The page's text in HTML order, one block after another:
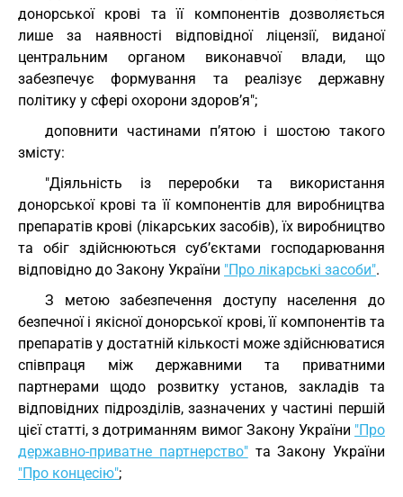
донорської крові та її компонентів дозволяється
лише за наявності відповідної ліцензії, виданої
центральним органом виконавчої влади, що
забезпечує формування та реалізує державну
політику у сфері охорони здоров’я";
доповнити частинами п’ятою і шостою такого
змісту:
"Діяльність із переробки та використання
донорської крові та її компонентів для виробництва
препаратів крові (лікарських засобів), їх виробництво
та обіг здійснюються суб’єктами господарювання
відповідно до Закону України "Про лікарські засоби".
З метою забезпечення доступу населення до
безпечної і якісної донорської крові, її компонентів та
препаратів у достатній кількості може здійснюватися
співпраця між державними та приватними
партнерами щодо розвитку установ, закладів та
відповідних підрозділів, зазначених у частині першій
цієї статті, з дотриманням вимог Закону України "Про
державно-приватне партнерство"та Закону України
"Про концесію";